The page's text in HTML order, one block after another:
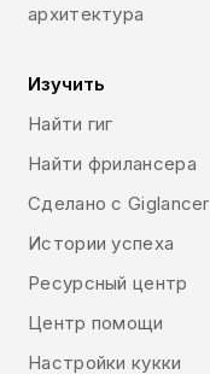
архитектура
Изучить
Найти гиг
Найти фрилансера
Сделано с Giglancer
Истории успеха
Ресурсный центр
Центр помощи
Настройки кукки